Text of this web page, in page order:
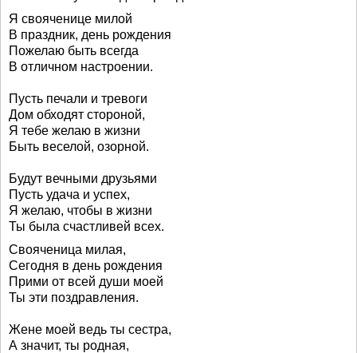
Я свояченице милой
В праздник, день рождения
Пожелаю быть всегда
В отличном настроении.
Пусть печали и тревоги
Дом обходят стороной,
Я тебе желаю в жизни
Быть веселой, озорной.
Будут вечными друзьями
Пусть удача и успех,
Я желаю, чтобы в жизни
Ты была счастливей всех.
Свояченица милая,
Сегодня в день рождения
Прими от всей души моей
Ты эти поздравления.
Жене моей ведь ты сестра,
А значит, ты родная,